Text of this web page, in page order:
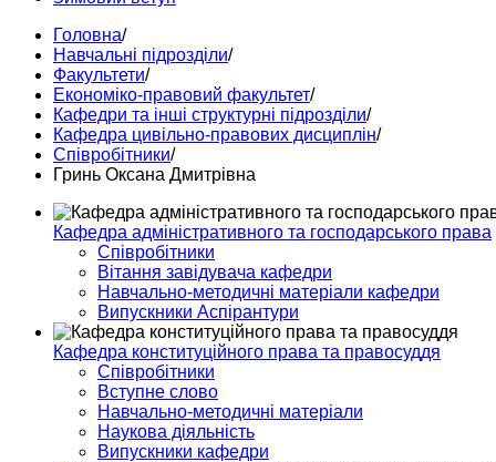
Головна/
Навчальні підрозділи/
Факультети/
Економіко-правовий факультет/
Кафедри та інші структурні підрозділи/
Кафедра цивільно-правових дисциплін/
Співробітники/
Гринь Оксана Дмитрівна
Кафедра адміністративного та господарського права
Співробітники
Вітання завідувача кафедри
Навчально-методичні матеріали кафедри
Випускники Аспірантури
Кафедра конституційного права та правосуддя
Співробітники
Вступне слово
Навчально-методичні матеріали
Наукова діяльність
Випускники кафедри